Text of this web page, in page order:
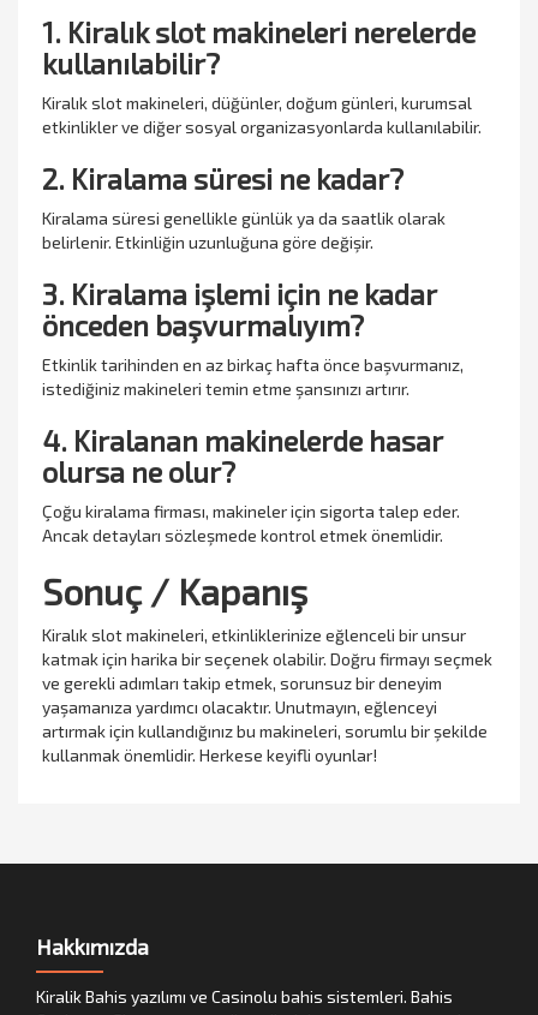
1. Kiralık slot makineleri nerelerde
kullanılabilir?
Kiralık slot makineleri, düğünler, doğum günleri, kurumsal
etkinlikler ve diğer sosyal organizasyonlarda kullanılabilir.
2. Kiralama süresi ne kadar?
Kiralama süresi genellikle günlük ya da saatlik olarak
belirlenir. Etkinliğin uzunluğuna göre değişir.
3. Kiralama işlemi için ne kadar
önceden başvurmalıyım?
Etkinlik tarihinden en az birkaç hafta önce başvurmanız,
istediğiniz makineleri temin etme şansınızı artırır.
4. Kiralanan makinelerde hasar
olursa ne olur?
Çoğu kiralama firması, makineler için sigorta talep eder.
Ancak detayları sözleşmede kontrol etmek önemlidir.
Sonuç / Kapanış
Kiralık slot makineleri, etkinliklerinize eğlenceli bir unsur
katmak için harika bir seçenek olabilir. Doğru firmayı seçmek
ve gerekli adımları takip etmek, sorunsuz bir deneyim
yaşamanıza yardımcı olacaktır. Unutmayın, eğlenceyi
artırmak için kullandığınız bu makineleri, sorumlu bir şekilde
kullanmak önemlidir. Herkese keyifli oyunlar!
Hakkımızda
Kiralik Bahis yazılımı ve Casinolu bahis sistemleri. Bahis